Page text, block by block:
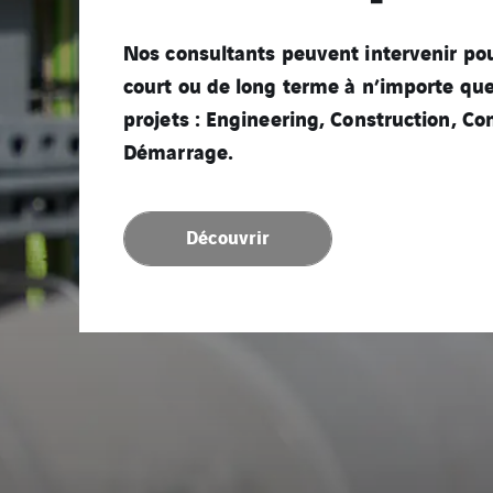
Nos consultants peuvent intervenir
court ou de long terme à n’importe
projets : Engineering, Construction,
Démarrage.
Découvrir
Mécanique, Automatismes.
FORMATIONS OPERCOM , ICAPS.